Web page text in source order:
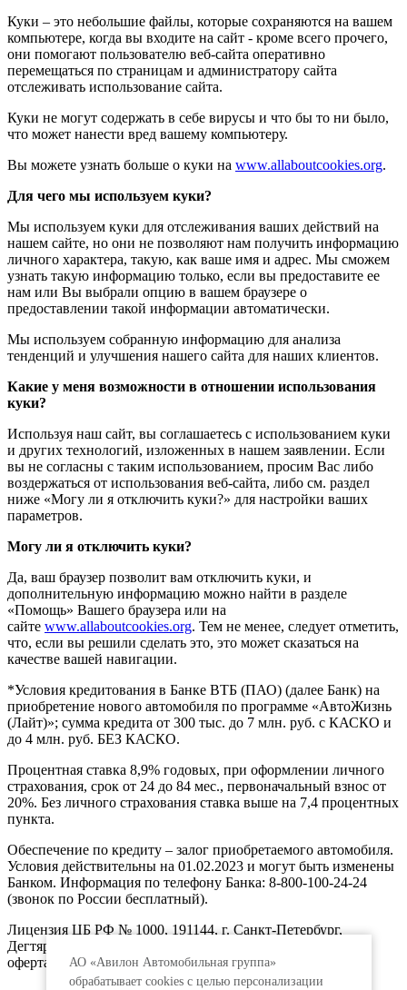
АО «Авилон Автомобильная группа»
обрабатывает cookies с целью персонализации
Куки – это небольшие файлы, которые сохраняются на вашем
компьютере, когда вы входите на сайт - кроме всего прочего,
они помогают пользователю веб-сайта оперативно
перемещаться по страницам и администратору сайта
отслеживать использование сайта.
Куки не могут содержать в себе вирусы и что бы то ни было,
что может нанести вред вашему компьютеру.
Вы можете узнать больше о куки на www.allaboutcookies.org.
Для чего мы используем куки?
Мы используем куки для отслеживания ваших действий на
нашем сайте, но они не позволяют нам получить информацию
личного характера, такую, как ваше имя и адрес. Мы сможем
узнать такую информацию только, если вы предоставите ее
нам или Вы выбрали опцию в вашем браузере о
предоставлении такой информации автоматически.
Мы используем собранную информацию для анализа
тенденций и улучшения нашего сайта для наших клиентов.
Какие у меня возможности в отношении использования
куки?
Используя наш сайт, вы соглашаетесь с использованием куки
и других технологий, изложенных в нашем заявлении. Если
вы не согласны с таким использованием, просим Вас либо
воздержаться от использования веб-сайта, либо см. раздел
ниже «Могу ли я отключить куки?» для настройки ваших
параметров.
Могу ли я отключить куки?
Да, ваш браузер позволит вам отключить куки, и
дополнительную информацию можно найти в разделе
«Помощь» Вашего браузера или на
сайте www.allaboutcookies.org. Тем не менее, следует отметить,
что, если вы решили сделать это, это может сказаться на
качестве вашей навигации.
*Условия кредитования в Банке ВТБ (ПАО) (далее Банк) на
приобретение нового автомобиля по программе «АвтоЖизнь
(Лайт)»; сумма кредита от 300 тыс. до 7 млн. руб. с КАСКО и
до 4 млн. руб. БЕЗ КАСКО.
Процентная ставка 8,9% годовых, при оформлении личного
страхования, срок от 24 до 84 мес., первоначальный взнос от
20%. Без личного страхования ставка выше на 7,4 процентных
пункта.
Обеспечение по кредиту – залог приобретаемого автомобиля.
Условия действительны на 01.02.2023 и могут быть изменены
Банком. Информация по телефону Банка: 8-800-100-24-24
(звонок по России бесплатный).
Лицензия ЦБ РФ № 1000, 191144, г. Санкт-Петербург,
Дегтярный пер., д.11, лит.А. www.vtb.ru. Реклама 0+. Не
оферта.